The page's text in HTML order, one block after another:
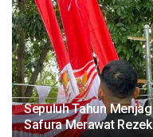
Sepuluh Tahun
Safura Merawat